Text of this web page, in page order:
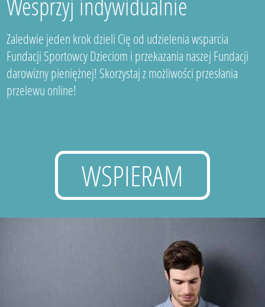
Zaledwie jeden krok dzieli Cię od udzielenia wsparcia
Fundacji Sportowcy Dzieciom i przekazania naszej Fundacji
darowizny pieniężnej! Skorzystaj z możliwości przesłania
przelewu online!
WSPIERAM